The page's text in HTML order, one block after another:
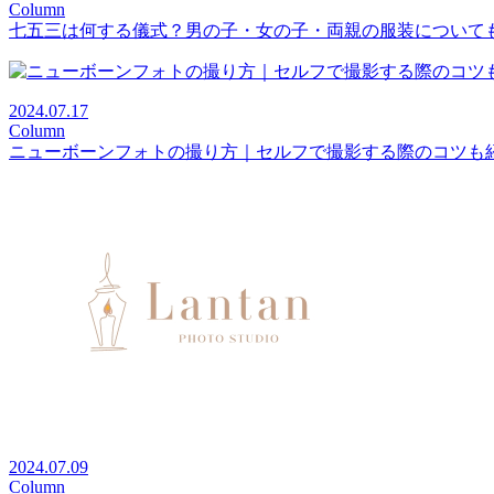
Column
七五三は何する儀式？男の子・女の子・両親の服装について
2024.07.17
Column
ニューボーンフォトの撮り方｜セルフで撮影する際のコツも
2024.07.09
Column